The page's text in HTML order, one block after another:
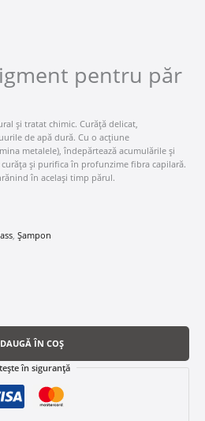
pentru păr
și tratat chimic. Curăță delicat,
de apă dură. Cu o acțiune
metalele), îndepărtează acumulările și
și purifica în profunzime fibra capilară.
în același timp părul.
Șampon
ÎN COȘ
în siguranță